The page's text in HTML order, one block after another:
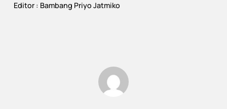
Editor : Bambang Priyo Jatmiko